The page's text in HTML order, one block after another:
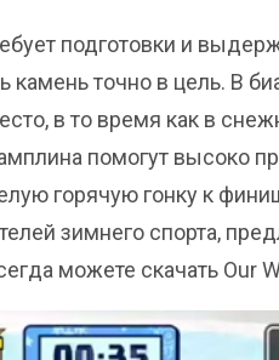
подготовки и
камень точно в цель. В
в то время как в
помогут высоко
горячую гонку к
зимнего спорта,
можете скачать Our